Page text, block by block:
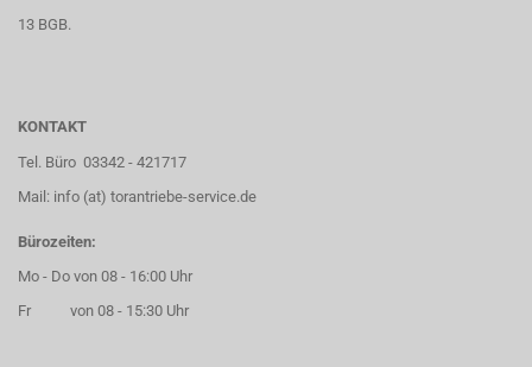
13 BGB.
KONTAKT
Tel. Büro 03342 - 421717
Mail: info (at) torantriebe-service.de
Bürozeiten:
Mo - Do von 08 - 16:00 Uhr
Fr von 08 - 15:30 Uhr